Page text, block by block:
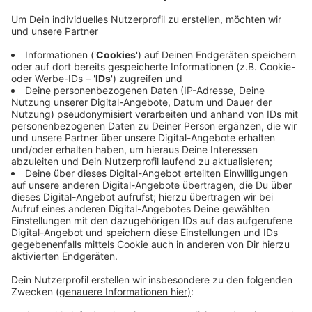
Handwerker-Bulli soll rechts in die Leitplanke gefahren
sein. Warum ermittelt die Polizei noch. Sie ist jetzt vor
Ort und hat alles auf den Rastplatz verlegt, um den
Unfall aufzunehmen. Dadurch kann der Verkehr auf der
A1 normal weiter fließen. Auch auf der A31 Richtung
Gronau kann es weitergehen. Zwischen Legden/Ahaus
und Heek hatte ein LKW einen Reifenplatzer. Er steht
auf dem Standstreifen. Fahren Sie aber vorsichtig in
dem Bereich wegen möglicher Teile auf der A31. Bei
beiden Unfällen gibt es keine Verletzten.
Anzeige